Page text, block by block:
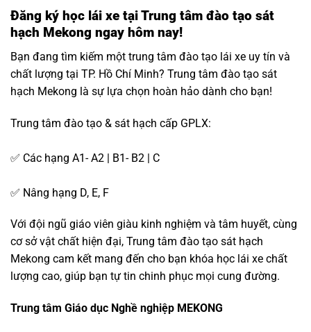
Đăng ký học lái xe tại Trung tâm đào tạo sát
hạch Mekong ngay hôm nay!
Bạn đang tìm kiếm một trung tâm đào tạo lái xe uy tín và
chất lượng tại TP. Hồ Chí Minh? Trung tâm đào tạo sát
hạch Mekong là sự lựa chọn hoàn hảo dành cho bạn!
Trung tâm đào tạo & sát hạch cấp GPLX:
✅ Các hạng A1- A2 | B1- B2 | C
✅ Nâng hạng D, E, F
Với đội ngũ giáo viên giàu kinh nghiệm và tâm huyết, cùng
cơ sở vật chất hiện đại, Trung tâm đào tạo sát hạch
Mekong cam kết mang đến cho bạn khóa học lái xe chất
lượng cao, giúp bạn tự tin chinh phục mọi cung đường.
Trung tâm Giáo dục Nghề nghiệp MEKONG